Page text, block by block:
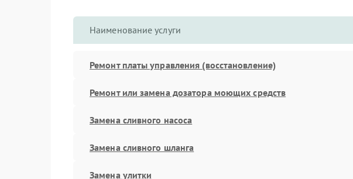
Наименование услуги
Ремонт платы управления (восстановление)
Ремонт или замена дозатора моющих средств
Замена сливного насоса
Замена сливного шланга
Замена улитки